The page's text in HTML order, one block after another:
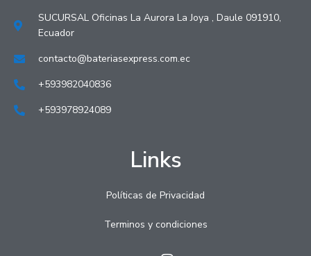
SUCURSAL Oficinas La Aurora La Joya , Daule 091910,
Ecuador
contacto@bateriasexpress.com.ec
+593982040836
+593978924089
Links
Políticas de Privacidad
Terminos y condiciones